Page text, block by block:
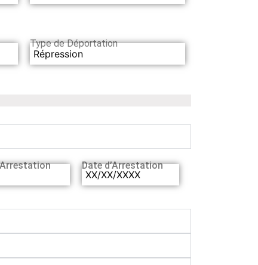
Type de Déportation
Répression
Date d’Arrestation
XX/XX/XXXX